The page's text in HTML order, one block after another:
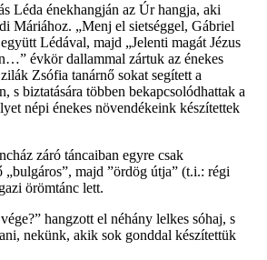
Léda énekhangján az Úr hangja, aki
Máriához. „Menj el sietséggel, Gábriel
Lédával, majd „Jelenti magát Jézus
évkör dallammal zártuk az énekes
Zsófia tanárnő sokat segített a
s biztatására többen bekapcsolódhattak a
népi énekes növendékeink készítettek
záró táncaiban egyre csak
„bulgáros”, majd ”ördög útja” (t.i.: régi
örömtánc lett.
hangzott el néhány lelkes sóhaj, s
nekünk, akik sok gonddal készítettük